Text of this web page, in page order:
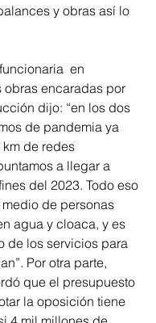
y obras así lo
en
obras encaradas por
dijo: “en los dos
de pandemia ya
de redes
a llegar a
del 2023. Todo eso
de personas
agua y cloaca, y es
de los servicios para
Por otra parte,
que el presupuesto
la oposición tiene